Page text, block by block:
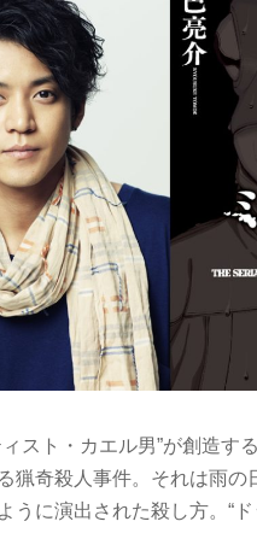
スト・カエル男”が創造す
猟奇殺人事件。それは雨
うに演出された殺し方。“